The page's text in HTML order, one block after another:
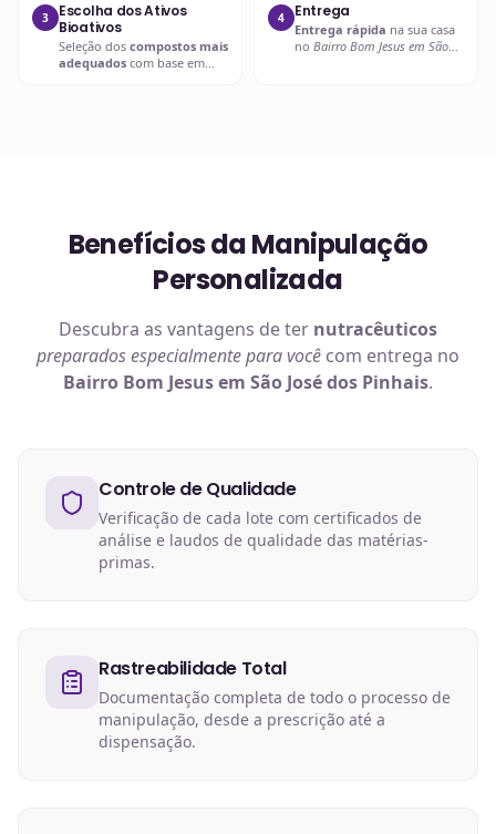
3
Escolha dos Ativos
Bioativos
Seleção dos compostos mais
adequados com base em
4 Entrega
Entrega rápida na sua casa
no Bairro Bom Jesus em São
Benefícios da Manipulação
Personalizada
Descubra as vantagens de ter nutracêuticos
preparados especialmente para você com entrega no
Bairro Bom Jesus em São José dos Pinhais.
Controle de Qualidade
Verificação de cada lote com certificados de
análise e laudos de qualidade das matérias-
primas.
Rastreabilidade Total
Documentação completa de todo o processo de
manipulação, desde a prescrição até a
dispensação.